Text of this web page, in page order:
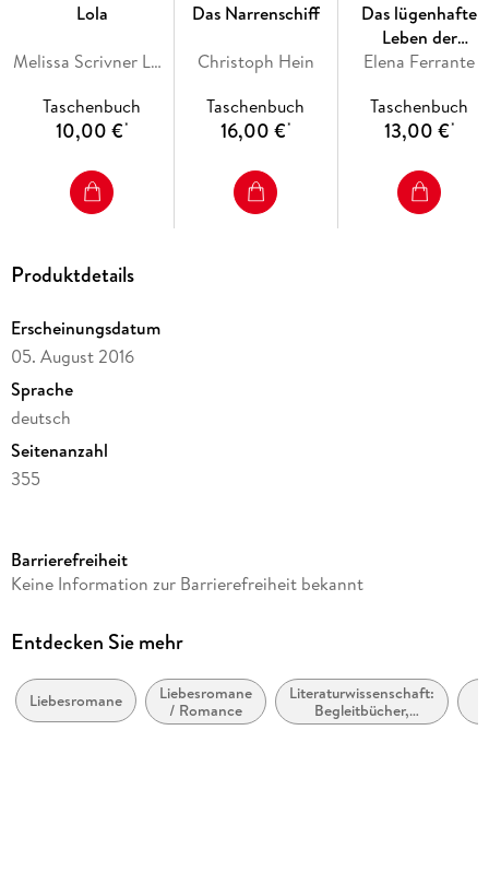
Lola
Melissa Scrivner Love
Taschenbuch
10,00 €*
Das Narrenschiff
Christoph Hein
Taschenbuch
16,00 €*
Das lügenhafte
Leben der
Erwachsenen
Elena Ferrante
Taschenbuch
13,00 €*
Produktdetails
Erscheinungsdatum
05. August 2016
Sprache
deutsch
Seitenanzahl
355
Autor/Autorin
Unter Mitwirkung von
Weitere Beteiligte
Arnold Schönberg
Barrierefreiheit
Keine Information zur Barrierefreiheit bekannt
Entdecken Sie mehr
Liebesromane
Liebesromane
/ Romance
Literaturwissenschaft:
Begleitbücher,
Lektürehilfen,